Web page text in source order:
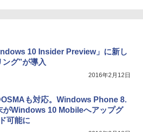
10 Insider Preview」に新し
ング”が導入
2016年2月12日
も対応。Windows Phone 8.
がWindows 10 Mobileへアップグ
可能に